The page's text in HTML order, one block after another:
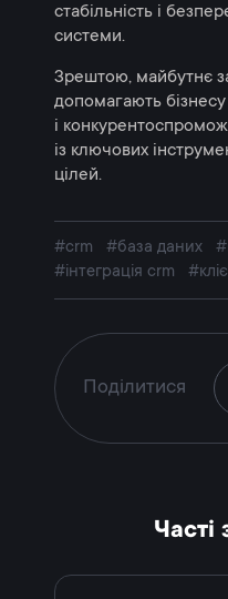
стабільність і
системи.
Зрештою, майбутнє
допомагають
і
із ключових
цілей.
#crm #база даних
#інтеграція crm
Поділитися
Часті